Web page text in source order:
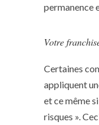
permanence
Votre
Certaines
appliquent
et ce même
risques ».